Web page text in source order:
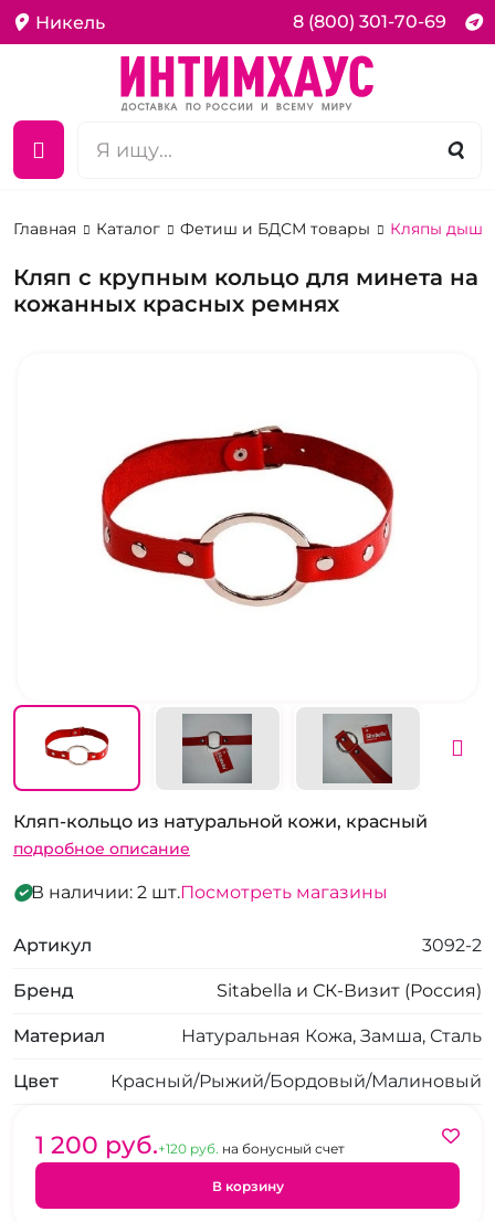
Никель 8 (800) 301-70-69
Главная Каталог Фетиш и БДСМ товары Кляпы
Кляп с крупным кольцо для минета на
кожанных красных ремнях
Кляп-кольцо из натуральной кожи, красный
подробное описание
В наличии: 2 шт.Посмотреть магазины
Артикул 3092-2
Бренд Sitabella и СК-Визит (Россия)
Материал Натуральная Кожа, Замша, Сталь
Цвет Красный/Рыжий/Бордовый/Малиновый
1 200 pуб.+120 pуб. на бонусный счет
В корзину